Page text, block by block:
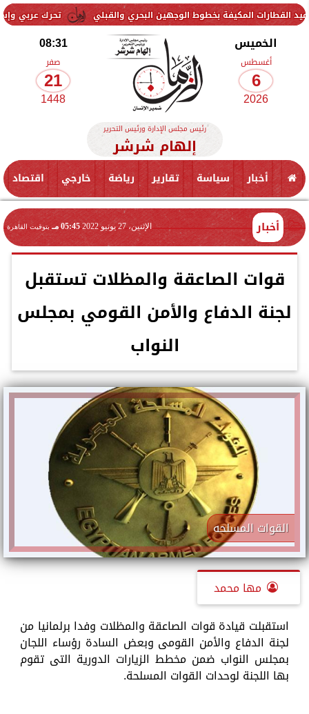
تحرك عربي وإسلامي لمواجهة بخطوط الوجهين البحري والقبلي
الخميس
أغسطس
6
2026
08:31
صفر
21
1448
رئيس مجلس الإدارة ورئيس التحرير
إلهام شرشر
أخبار سياسة تقارير رياضة خارجي اقتصاد
أخبار الإثنين، 27 يونيو 2022 05:45 مـ بتوقيت القاهرة
قوات الصاعقة والمظلات تستقبل
لجنة الدفاع والأمن القومي بمجلس
النواب
القوات المسلحه
مها محمد
استقبلت قيادة قوات الصاعقة والمظلات وفدا برلمانيا من
لجنة الدفاع والأمن القومى وبعض السادة رؤساء اللجان
بمجلس النواب ضمن مخطط الزيارات الدورية التى تقوم
بها اللجنة لوحدات القوات المسلحة.